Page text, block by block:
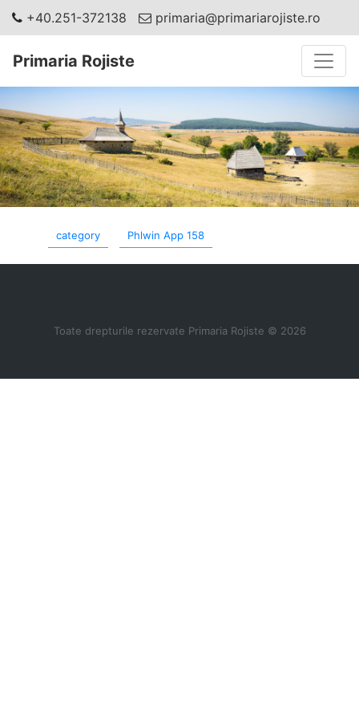
+40.251-372138 primaria@primariarojiste.ro
Primaria Rojiste
category Phlwin App 158
Toate drepturile rezervate Primaria Rojiste © 2026